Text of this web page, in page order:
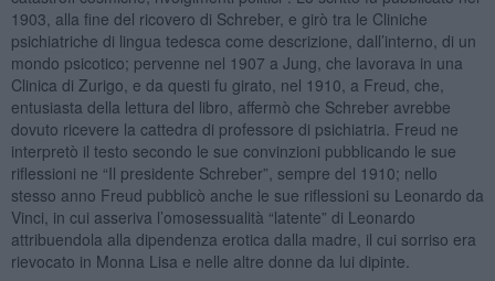
1903, alla fine del ricovero di Schreber, e girò tra le Cliniche
psichiatriche di lingua tedesca come descrizione, dall’interno, di un
mondo psicotico; pervenne nel 1907 a Jung, che lavorava in una
Clinica di Zurigo, e da questi fu girato, nel 1910, a Freud, che,
entusiasta della lettura del libro, affermò che Schreber avrebbe
dovuto ricevere la cattedra di professore di psichiatria. Freud ne
interpretò il testo secondo le sue convinzioni pubblicando le sue
riflessioni ne “Il presidente Schreber”, sempre del 1910; nello
stesso anno Freud pubblicò anche le sue riflessioni su Leonardo da
Vinci, in cui asseriva l’omosessualità “latente” di Leonardo
attribuendola alla dipendenza erotica dalla madre, il cui sorriso era
rievocato in Monna Lisa e nelle altre donne da lui dipinte.